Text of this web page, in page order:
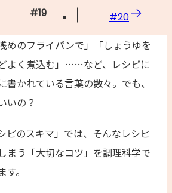
#19 #20
めのフライパンで」「しょうゆを
よく煮込む」……など、レシピに
書かれている言葉の数々。でも、
いの？
ピのスキマ」では、そんなレシピ
まう「大切なコツ」を調理科学で
。